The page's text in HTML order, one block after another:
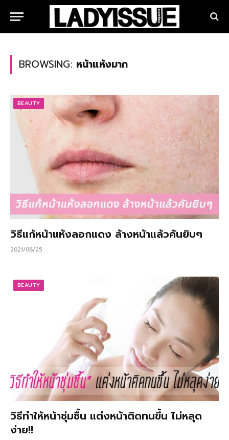
BROWSING: หน้าแห้งมาก
BEAUTY
วิธีแก้หน้าแห้งลอกแดง ล้างหน้าแล้วคันยิบๆ
2021/08/25
BEAUTY
วิธีทําให้หน้าชุ่มชื้น แต่งหน้าติดทนขึ้น ไม่หลุด
ง่าย!!